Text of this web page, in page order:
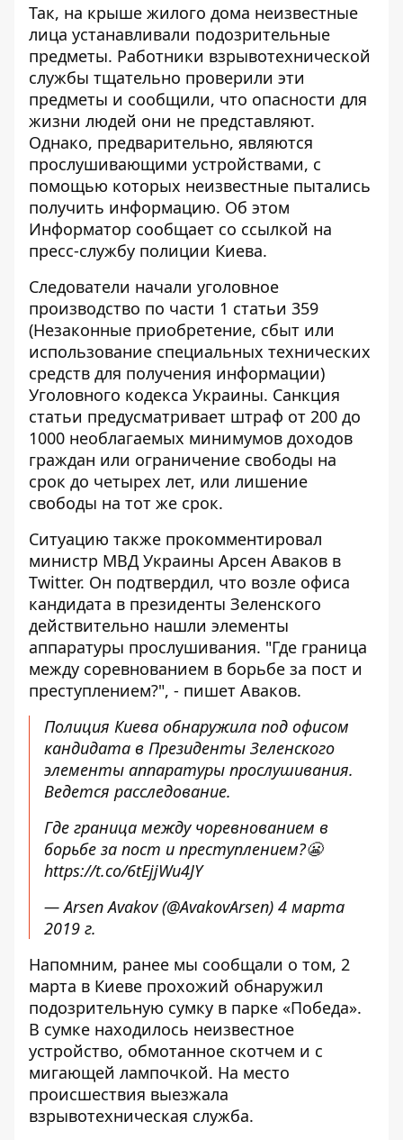
Так, на крыше жилого дома неизвестные
лица устанавливали подозрительные
предметы. Работники взрывотехнической
службы тщательно проверили эти
предметы и сообщили, что опасности для
жизни людей они не представляют.
Однако, предварительно, являются
прослушивающими устройствами, с
помощью которых неизвестные пытались
получить информацию. Об этом
Информатор сообщает со ссылкой на
пресс-службу полиции Киева.
Следователи начали уголовное
производство по части 1 статьи 359
(Незаконные приобретение, сбыт или
использование специальных технических
средств для получения информации)
Уголовного кодекса Украины. Санкция
статьи предусматривает штраф от 200 до
1000 необлагаемых минимумов доходов
граждан или ограничение свободы на
срок до четырех лет, или лишение
свободы на тот же срок.
Ситуацию также прокомментировал
министр МВД Украины Арсен Аваков в
Twitter. Он подтвердил, что возле офиса
кандидата в президенты Зеленского
действительно нашли элементы
аппаратуры прослушивания. "Где граница
между соревнованием в борьбе за пост и
преступлением?", - пишет Аваков.
Полиция Киева обнаружила под офисом
кандидата в Президенты Зеленского
элементы аппаратуры прослушивания.
Ведется расследование.
Где граница между чоревнованием в
борьбе за пост и преступлением?😬
https://t.co/6tEjjWu4JY
— Arsen Avakov (@AvakovArsen) 4 марта
2019 г.
Напомним, ранее мы сообщали о том, 2
марта в Киеве прохожий обнаружил
подозрительную сумку в парке «Победа».
В сумке находилось неизвестное
устройство, обмотанное скотчем и с
мигающей лампочкой. На место
происшествия выезжала
взрывотехническая служба.